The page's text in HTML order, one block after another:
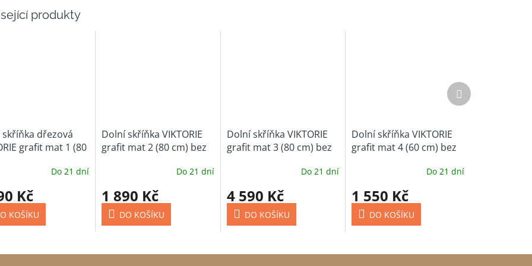
produkty
dřezová
grafit mat 1 (80
Do 21 dní
Kč
KOŠÍKU
Dolní skříňka VIKTORIE
grafit mat 2 (80 cm) bez
Do 21 dní
1 890 Kč
DO KOŠÍKU
Dolní skříňka VIKTORIE
grafit mat 3 (80 cm) bez
Do 21 dní
4 590 Kč
DO KOŠÍKU
Dolní skříňka VIKTORIE
grafit mat 4 (60 cm) bez
Do 21 dní
1 550 Kč
DO KOŠÍKU
Další
produkt